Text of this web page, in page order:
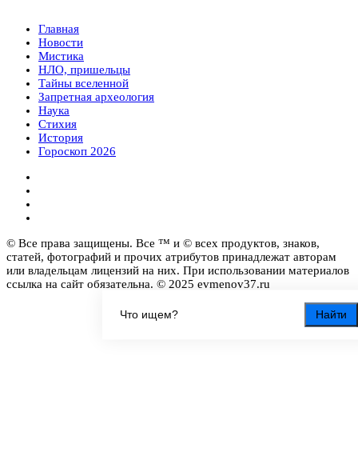
Найти
Главная
Новости
Мистика
НЛО, пришельцы
Тайны вселенной
Запретная археология
Наука
Стихия
История
Гороскоп 2026
© Все права защищены. Все ™ и © всех продуктов, знаков,
статей, фотографий и прочих атрибутов принадлежат авторам
или владельцам лицензий на них. При использовании материалов
ссылка на сайт обязательна. © 2025 evmenov37.ru